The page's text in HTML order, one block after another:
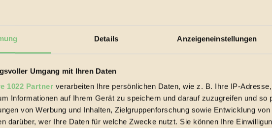
Details Anzeigeneinstellungen
Umgang mit Ihren Daten
1022 Partner verarbeiten Ihre persönlichen Daten, wie z. B. Ihre IP-
Informationen auf Ihrem Gerät zu speichern und darauf zuzugreifen und so
von Werbung und Inhalten, Zielgruppenforschung sowie Entwicklung
darüber, wer Ihre Daten für welche Zwecke nutzt. Sie können Ihre